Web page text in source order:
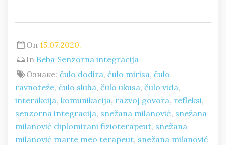
On 15.07.2020.
In Beba Senzorna integracija
Ознаке:čulo dodira,čulo mirisa,čulo
ravnoteže, čulo sluha, čulo ukusa, čulo vida,
interakcija, komunikacija, razvoj govora, refleksi,
senzorna integracija, snežana milanović, snežana
milanović diplomirani fizioterapeut, snežana
milanović marte meo terapeut, snežana milanović